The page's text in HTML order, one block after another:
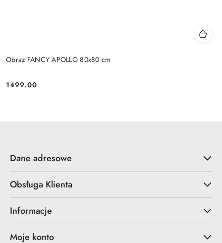
Obraz FANCY APOLLO 80x80 cm
Cena:
1499.00
Dane adresowe
Obsługa Klienta
Informacje
Moje konto